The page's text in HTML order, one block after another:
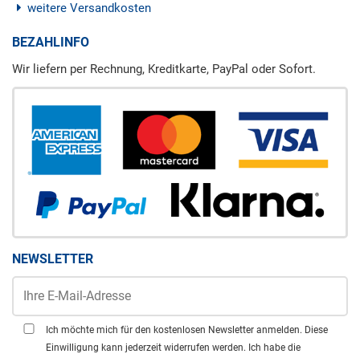
weitere Versandkosten
BEZAHLINFO
Wir liefern per Rechnung, Kreditkarte, PayPal oder Sofort.
NEWSLETTER
Ich möchte mich für den kostenlosen Newsletter anmelden. Diese
Einwilligung kann jederzeit widerrufen werden. Ich habe die